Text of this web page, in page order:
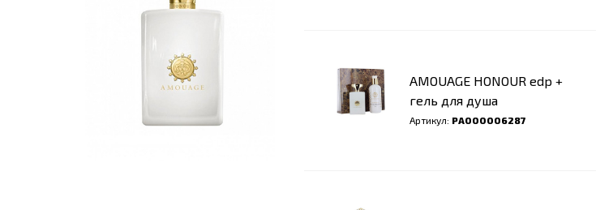
AMOUAGE HONOUR edp +
гель для душа
Артикул: РА000006287